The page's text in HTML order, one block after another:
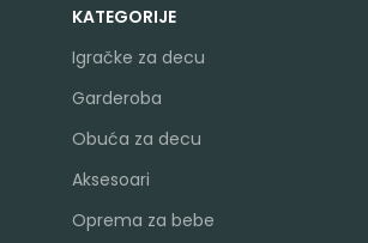
KATEGORIJE
Igračke za decu
Garderoba
Obuća za decu
Aksesoari
Oprema za bebe